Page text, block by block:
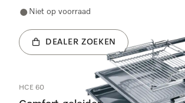
Niet op voorraad
DEALER ZOEKEN
HCE 60